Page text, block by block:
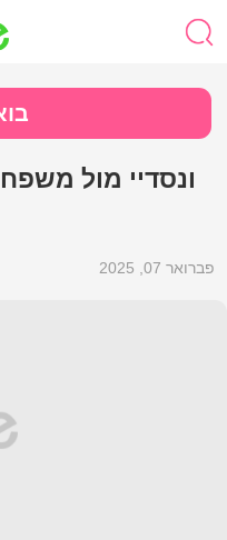
ונסדיי מול
פברואר 07, 2025